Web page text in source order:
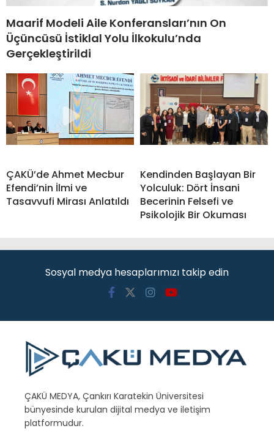
Maarif Modeli Aile Konferansları’nın On
Üçüncüsü İstiklal Yolu İlkokulu’nda
Gerçekleştirildi
ÇAKÜ’de Ahmet Mecbur
Efendi’nin İlmi ve
Tasavvufi Mirası Anlatıldı
Kendinden Başlayan Bir
Yolculuk: Dört İnsani
Becerinin Felsefi ve
Psikolojik Bir Okuması
Sosyal medya hesaplarımızı takip edin
ÇAKÜ MEDYA, Çankırı Karatekin Üniversitesi
bünyesinde kurulan dijital medya ve iletişim
platformudur.